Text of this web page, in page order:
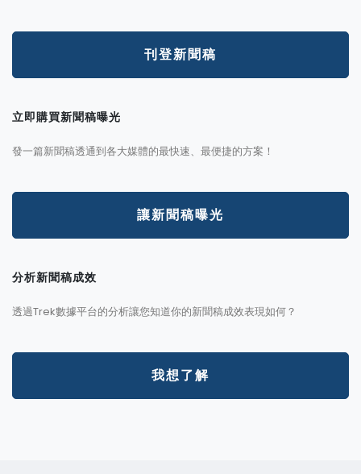
刊登新聞稿
立即購買新聞稿曝光
發一篇新聞稿透通到各大媒體的最快速、最便捷的方案！
讓新聞稿曝光
分析新聞稿成效
透過Trek數據平台的分析讓您知道你的新聞稿成效表現如何？
我想了解